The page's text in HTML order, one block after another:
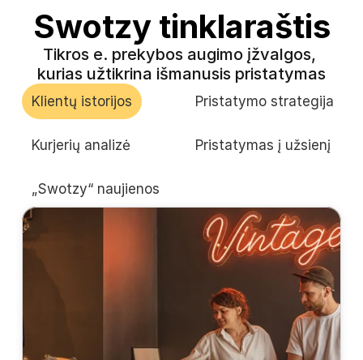
Pris ijungti
otis
Lietuvių
Swotzy tinklaraštis
Tikros e. prekybos augimo įžvalgos,
kurias užtikrina išmanusis pristatymas
Klientų istorijos Pristatymo strategija
Kurjerių analizė Pristatymas į užsienį
„Swotzy“ naujienos